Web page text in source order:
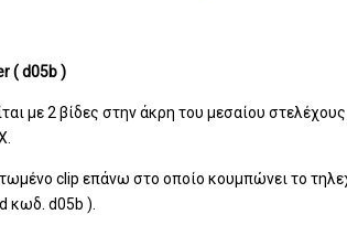
( d05b )
με 2 βίδες στην άκρη του μεσαίου
clip επάνω στο οποίο κουμπώνει το
κωδ. d05b ).